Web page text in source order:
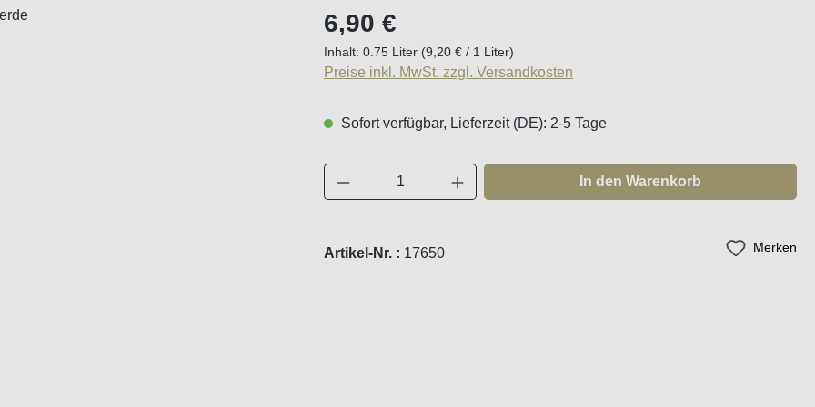
Regulärer Preis:
6,90 €
Inhalt: 0.75 Liter (9,20 € / 1 Liter)
Preise inkl. MwSt. zzgl. Versandkosten
Sofort verfügbar, Lieferzeit (DE): 2-5 Tage
Produkt Anzahl: Gib den gewünschten Wert ein
In den Warenkorb
Merken
Artikel-Nr. : 17650